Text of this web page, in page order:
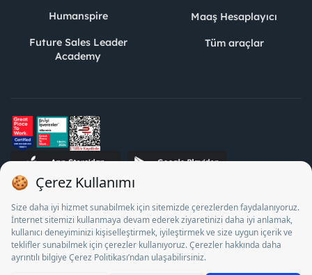
Humanspire
Future Sales Leader
Academy
Maaş Hesaplayıcı
Tüm araçlar
STJ İnsan Kaynakları Bilişim ve Danışmanlık A.Ş. Özel İstihdam
Bürosu Olarak 13/05/2025 - 12/05/2028 tarihleri arasında
faaliyette bulunmak üzere, Türkiye İş Kurumu tarafından
18/04/2025 tarih ve 18095710 sayılı karar uyarınca 1078 nolu